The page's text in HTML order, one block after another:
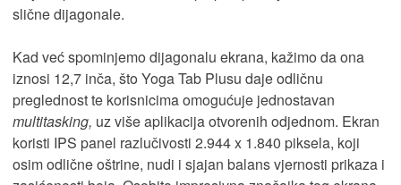
slične dijagonale.
Kad već spominjemo dijagonalu ekrana, kažimo da ona
iznosi 12,7 inča, što Yoga Tab Plusu daje odličnu
preglednost te korisnicima omogućuje jednostavan
multitasking, uz više aplikacija otvorenih odjednom. Ekran
koristi IPS panel razlučivosti 2.944 x 1.840 piksela, koji
osim odlične oštrine, nudi i sjajan balans vjernosti prikaza i